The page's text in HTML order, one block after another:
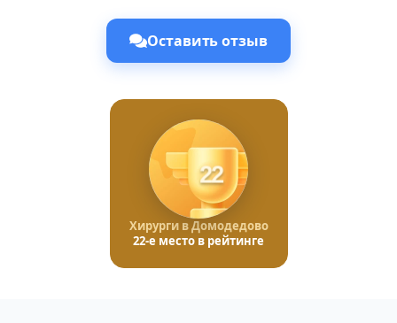
Оставить отзыв
22
Хирурги в Домодедово
22-е место в рейтинге